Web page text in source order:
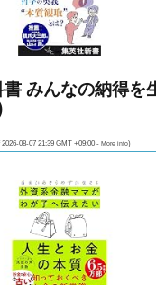
みんなの納得を
2026-08-07 21:39 GMT +09:00 - More info)